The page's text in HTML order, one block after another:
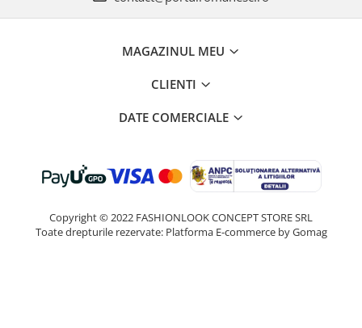
MAGAZINUL MEU
CLIENTI
DATE COMERCIALE
Copyright © 2022 FASHIONLOOK CONCEPT STORE SRL
Toate drepturile rezervate: Platforma E-commerce by Gomag